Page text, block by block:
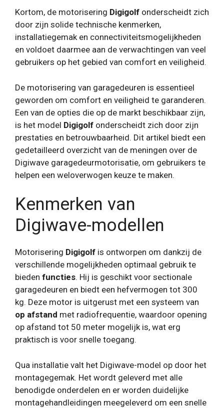
Kortom, de motorisering Digigolf onderscheidt zich
door zijn solide technische kenmerken,
installatiegemak en connectiviteitsmogelijkheden
en voldoet daarmee aan de verwachtingen van veel
gebruikers op het gebied van comfort en veiligheid.
De motorisering van garagedeuren is essentieel
geworden om comfort en veiligheid te garanderen.
Een van de opties die op de markt beschikbaar zijn,
is het model Digigolf onderscheidt zich door zijn
prestaties en betrouwbaarheid. Dit artikel biedt een
gedetailleerd overzicht van de meningen over de
Digiwave garagedeurmotorisatie, om gebruikers te
helpen een weloverwogen keuze te maken.
Kenmerken van
Digiwave-modellen
Motorisering Digigolf is ontworpen om dankzij de
verschillende mogelijkheden optimaal gebruik te
bieden functies. Hij is geschikt voor sectionale
garagedeuren en biedt een hefvermogen tot 300
kg. Deze motor is uitgerust met een systeem van
op afstand met radiofrequentie, waardoor opening
op afstand tot 50 meter mogelijk is, wat erg
praktisch is voor snelle toegang.
Qua installatie valt het Digiwave-model op door het
montagegemak. Het wordt geleverd met alle
benodigde onderdelen en er worden duidelijke
montagehandleidingen meegeleverd om een ​​snelle